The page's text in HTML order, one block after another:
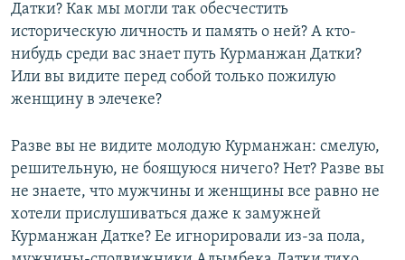
Датки? Как мы могли так обесчестить
историческую личность и память о ней? А кто-
нибудь среди вас знает путь Курманжан Датки?
Или вы видите перед собой только пожилую
женщину в элечеке?
Разве вы не видите молодую Курманжан: смелую,
решительную, не боящуюся ничего? Нет? Разве вы
не знаете, что мужчины и женщины все равно не
хотели прислушиваться даже к замужней
Курманжан Датке? Ее игнорировали из-за пола,